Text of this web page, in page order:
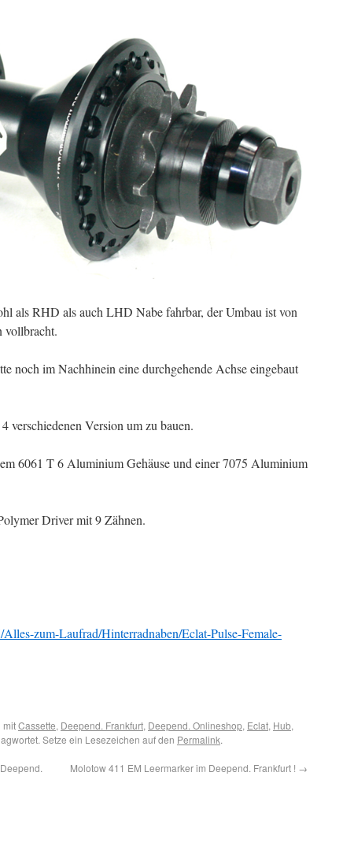
als RHD als auch LHD Nabe fahrbar, der Umbau ist von
vollbracht.
noch im Nachhinein eine durchgehende Achse eingebaut
verschiedenen Version um zu bauen.
6061 T 6 Aluminium Gehäuse und einer 7075 Aluminium
Driver mit 9 Zähnen.
zum-Laufrad/Hinterradnaben/Eclat-Pulse-Female-
mitCassette, Deepend. Frankfurt, Deepend. Onlineshop, Eclat, Hub,
Setze ein Lesezeichen auf den Permalink.
Molotow 411 EM Leermarker im Deepend. Frankfurt ! →